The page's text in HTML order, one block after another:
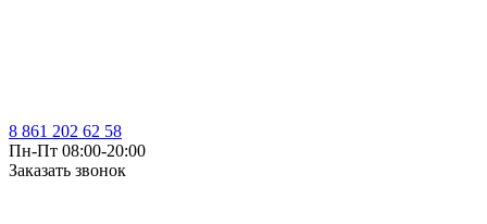
8 861 202 62 58
Пн-Пт 08:00-20:00
Заказать звонок